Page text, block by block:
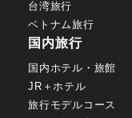
台湾旅行
ベトナム旅行
国内旅行
国内ホテル・旅館
JR＋ホテル
旅行モデルコース